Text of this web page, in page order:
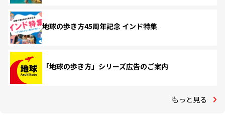
地球の歩き方45周年記念 インド特集
「地球の歩き方」シリーズ広告のご案内
もっと見る